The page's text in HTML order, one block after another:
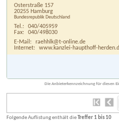
Osterstraße 157
20255 Hamburg
Bundesrepublik Deutschland
Tel.:
040/405959
Fax:
040/498030
E-Mail:
raehhlk@t-online.de
Internet:
www.kanzlei-haupthoff-
Die Anbieterkennzeichnung für diesen
Folgende Auflistung enthält die Treffer 1 bis 10